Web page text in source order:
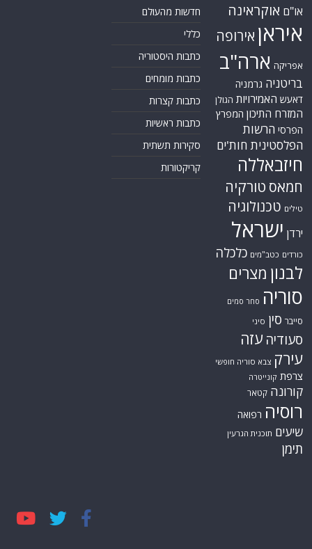
או"ם אוקראינה
איראן אירופה
אפריקה ארה"ב
בריטניה גרמניה
דאעש האמירויות הגולן
המזרח התיכון המפרץ
הפרסי הרשות
הפלסטינית חות'ים
חיזבאללה
חמאס טורקיה
טילים טכנולוגיה
ירדן ישראל
כורדים כטב"מים כלכלה
לבנון מצרים
סוריה סחר סמים
סייבר סין סיני
סעודיה עזה
עירק צבא סוריה חופשי
צרפת קונייטרה
קורונה קטאר
רוסיה רפואה
שיעים תוכנית הגרעין
תימן
חדשות מהעולם
כללי
כתבות היסטוריה
כתבות מומחים
כתבות קצרות
כתבות ראשיות
סקירות תשתית
קריקטורות